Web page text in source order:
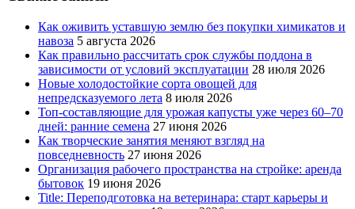
Как оживить уставшую землю без покупки химикатов и
навоза 5 августа 2026
Как правильно рассчитать срок службы поддона в
зависимости от условий эксплуатации 28 июля 2026
Новые холодостойкие сорта овощей для
непредсказуемого лета 8 июля 2026
Топ-составляющие для урожая капусты уже через 60–70
дней: ранние семена 27 июня 2026
Как творческие занятия меняют взгляд на
повседневность 27 июня 2026
Организация рабочего пространства на стройке: аренда
бытовок 19 июня 2026
Title: Переподготовка на ветеринара: старт карьеры и